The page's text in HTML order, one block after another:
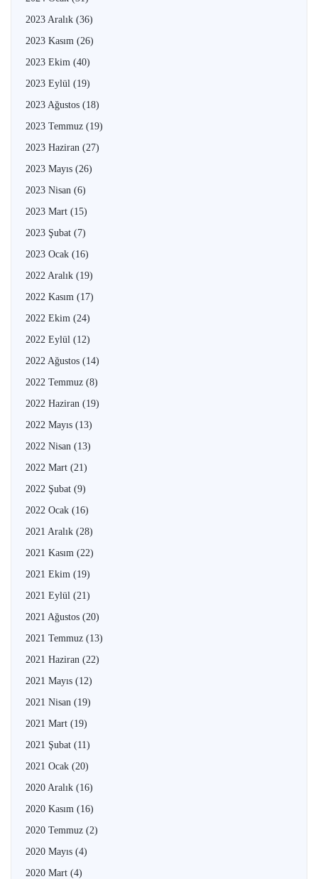
2023 Aralık (36)
2023 Kasım (26)
2023 Ekim (40)
2023 Eylül (19)
2023 Ağustos (18)
2023 Temmuz (19)
2023 Haziran (27)
2023 Mayıs (26)
2023 Nisan (6)
2023 Mart (15)
2023 Şubat (7)
2023 Ocak (16)
2022 Aralık (19)
2022 Kasım (17)
2022 Ekim (24)
2022 Eylül (12)
2022 Ağustos (14)
2022 Temmuz (8)
2022 Haziran (19)
2022 Mayıs (13)
2022 Nisan (13)
2022 Mart (21)
2022 Şubat (9)
2022 Ocak (16)
2021 Aralık (28)
2021 Kasım (22)
2021 Ekim (19)
2021 Eylül (21)
2021 Ağustos (20)
2021 Temmuz (13)
2021 Haziran (22)
2021 Mayıs (12)
2021 Nisan (19)
2021 Mart (19)
2021 Şubat (11)
2021 Ocak (20)
2020 Aralık (16)
2020 Kasım (16)
2020 Temmuz (2)
2020 Mayıs (4)
2020 Mart (4)